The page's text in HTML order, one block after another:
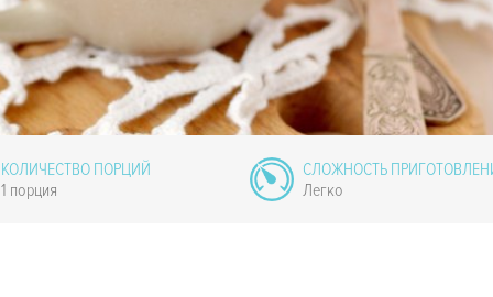
КОЛИЧЕСТВО ПОРЦИЙ
1 порция
СЛОЖНОСТЬ
Легко